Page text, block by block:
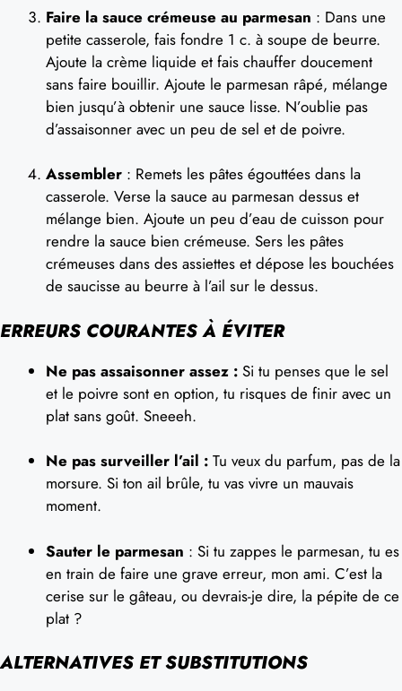
Faire la sauce crémeuse au parmesan : Dans une
petite casserole, fais fondre 1 c. à soupe de beurre.
Ajoute la crème liquide et fais chauffer doucement
sans faire bouillir. Ajoute le parmesan râpé, mélange
bien jusqu’à obtenir une sauce lisse. N’oublie pas
d’assaisonner avec un peu de sel et de poivre.
Assembler : Remets les pâtes égouttées dans la
casserole. Verse la sauce au parmesan dessus et
mélange bien. Ajoute un peu d’eau de cuisson pour
rendre la sauce bien crémeuse. Sers les pâtes
crémeuses dans des assiettes et dépose les bouchées
de saucisse au beurre à l’ail sur le dessus.
ERREURS COURANTES À ÉVITER
Ne pas assaisonner assez : Si tu penses que le sel
et le poivre sont en option, tu risques de finir avec un
plat sans goût. Sneeeh.
Ne pas surveiller l’ail : Tu veux du parfum, pas de la
morsure. Si ton ail brûle, tu vas vivre un mauvais
moment.
Sauter le parmesan : Si tu zappes le parmesan, tu es
en train de faire une grave erreur, mon ami. C’est la
cerise sur le gâteau, ou devrais-je dire, la pépite de ce
plat ?
ALTERNATIVES ET SUBSTITUTIONS